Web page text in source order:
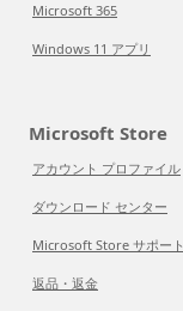
Microsoft 365
Windows 11 アプリ
Microsoft Store
アカウント プロファイル
ダウンロード センター
Microsoft Store サポート
返品・返金